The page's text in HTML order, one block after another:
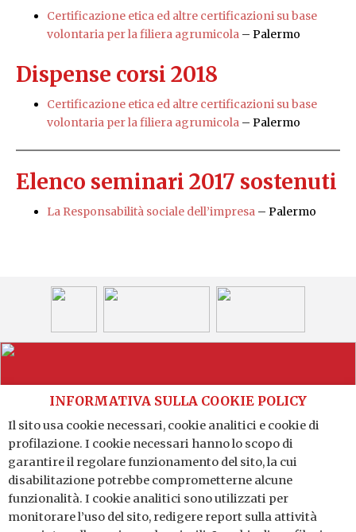
Certificazione etica ed altre certificazioni su base
volontaria per la filiera agrumicola – Palermo
Dispense corsi 2018
Certificazione etica ed altre certificazioni su base
volontaria per la filiera agrumicola – Palermo
Elenco seminari 2017 sostenuti
La Responsabilità sociale dell’impresa – Palermo
Distretto Produttivo Agrumi di Sicilia
Via G. A. Costanzo n. 41 - 95121 Catania (CT)
P.IVA: 04784140875
INFORMATIVA SULLA COOKIE POLICY
Il sito usa cookie necessari, cookie analitici e cookie di
profilazione. I cookie necessari hanno lo scopo di
garantire il regolare funzionamento del sito, la cui
disabilitazione potrebbe comprometterne alcune
funzionalità. I cookie analitici sono utilizzati per
monitorare l’uso del sito, redigere report sulla attività